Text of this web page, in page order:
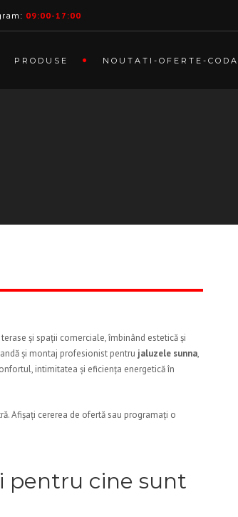
09:00-17:00
PRODUSE NOUTATI-OFERTE-CODA
și spații comerciale, îmbinând estetică și
și montaj profesionist pentru jaluzele sunna,
intimitatea și eficiența energetică în
Afișați cererea de ofertă sau programați o
pentru cine sunt